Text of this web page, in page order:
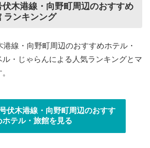
木港線・向野町周辺のおすすめ
ランキンング
線・向野町周辺のおすすめホテル・
・じゃらんによる人気ランキングとマ
伏木港線・向野町周辺のおすす
ホテル・旅館を見る